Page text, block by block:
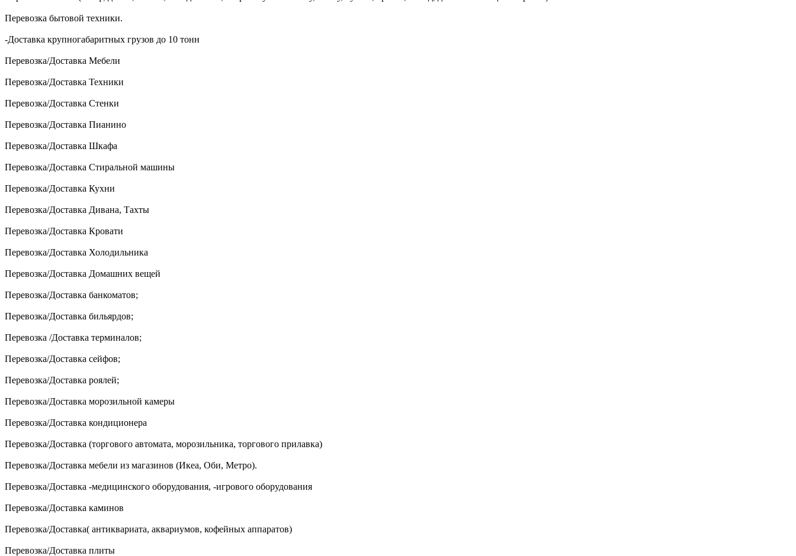
Перевозка бытовой техники.
-Доставка крупногабаритных грузов до 10 тонн
Перевозка/Доставка Мебели
Перевозка/Доставка Техники
Перевозка/Доставка Стенки
Перевозка/Доставка Пианино
Перевозка/Доставка Шкафа
Перевозка/Доставка Стиральной машины
Перевозка/Доставка Кухни
Перевозка/Доставка Дивана, Тахты
Перевозка/Доставка Кровати
Перевозка/Доставка Холодильника
Перевозка/Доставка Домашних вещей
Перевозка/Доставка банкоматов;
Перевозка/Доставка бильярдов;
Перевозка /Доставка терминалов;
Перевозка/Доставка сейфов;
Перевозка/Доставка роялей;
Перевозка/Доставка морозильной камеры
Перевозка/Доставка кондиционера
Перевозка/Доставка (торгового автомата, морозильника, торгового прилавка)
Перевозка/Доставка мебели из магазинов (Икеа, Оби, Метро).
Перевозка/Доставка -медицинского оборудования, -игрового оборудования
Перевозка/Доставка каминов
Перевозка/Доставка( антиквариата, аквариумов, кофейных аппаратов)
Перевозка/Доставка плиты